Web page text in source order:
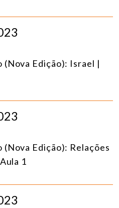
Edição): Israel |
Edição): Relações
1